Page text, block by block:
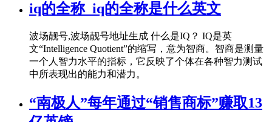
iq的全称_iq的全称是什么英文
波场靓号,波场靓号地址生成 什么是IQ？ IQ是英
文“Intelligence Quotient”的缩写，意为智商。智商是测量
一个人智力水平的指标，它反映了个体在各种智力测试
中所表现出的能力和潜力。
“南极人”每年通过“销售商标”赚取13